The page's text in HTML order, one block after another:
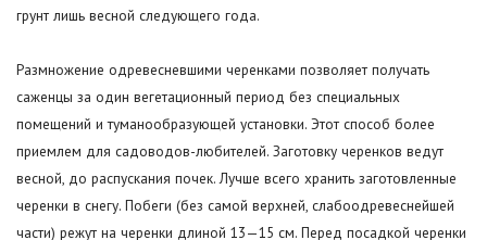
грунт лишь весной следующего года.
Размножение одревесневшими черенками позволяет получать
саженцы за один вегетационный период без специальных
помещений и туманообразующей установки. Этот способ более
приемлем для садоводов-любителей. Заготовку черенков ведут
весной, до распускания почек. Лучше всего хранить заготовленные
черенки в снегу. Побеги (без самой верхней, слабоодревеснейшей
части) режут на черенки длиной 13—15 см. Перед посадкой черенки